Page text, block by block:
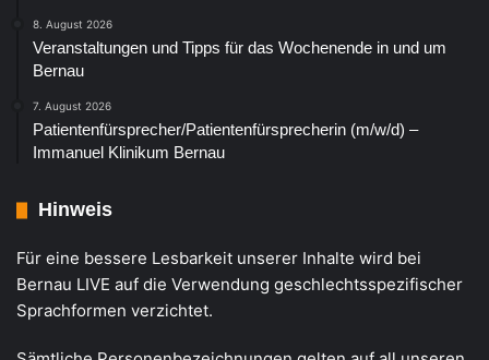
8. August 2026
Veranstaltungen und Tipps für das Wochenende in und um
Bernau
7. August 2026
Patientenfürsprecher/Patientenfürsprecherin (m/w/d) –
Immanuel Klinikum Bernau
Hinweis
Für eine bessere Lesbarkeit unserer Inhalte wird bei
Bernau LIVE auf die Verwendung geschlechtsspezifischer
Sprachformen verzichtet.